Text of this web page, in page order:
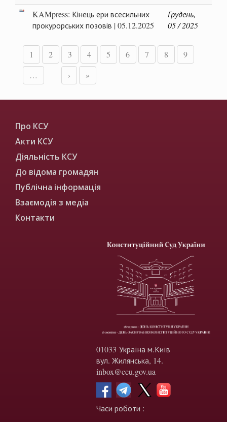
KAMpress: Кінець ери всесильних
прокурорських позовів | 05.12.2025
Грудень,
05 / 2025
1 2 3 4 5 6 7 8
9
…
› »
Про КСУ
Акти КСУ
Діяльність КСУ
До відома громадян
Публічна інформація
Взаємодія з медіа
Контакти
01033 Україна м.Київ
вул. Жилянська, 14.
inbox@ccu.gov.ua
Часи роботи :